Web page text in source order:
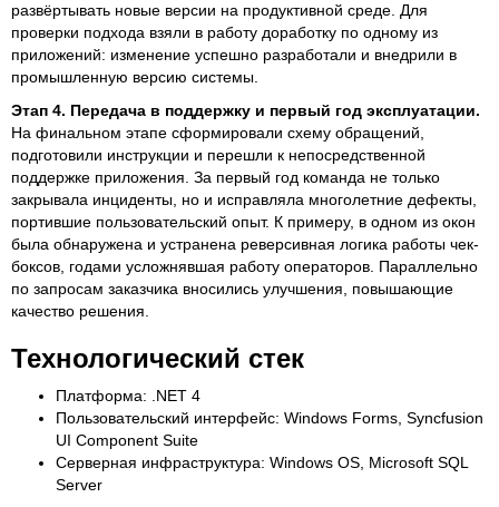
развёртывать новые версии на продуктивной среде. Для
проверки подхода взяли в работу доработку по одному из
приложений: изменение успешно разработали и внедрили в
промышленную версию системы.
Этап 4. Передача в поддержку и первый год эксплуатации.
На финальном этапе сформировали схему обращений,
подготовили инструкции и перешли к непосредственной
поддержке приложения. За первый год команда не только
закрывала инциденты, но и исправляла многолетние дефекты,
портившие пользовательский опыт. К примеру, в одном из окон
была обнаружена и устранена реверсивная логика работы чек-
боксов, годами усложнявшая работу операторов. Параллельно
по запросам заказчика вносились улучшения, повышающие
качество решения.
Технологический стек
Платформа: .NET 4
Пользовательский интерфейс: Windows Forms, Syncfusion
UI Component Suite
Серверная инфраструктура: Windows OS, Microsoft SQL
Server